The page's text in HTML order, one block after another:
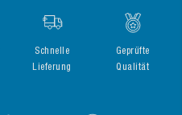
Schnelle
Lieferung
Geprüfte
Qualität